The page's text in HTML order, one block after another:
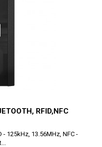
RFID,NFC
125kHz, 13.56MHz, NFC -